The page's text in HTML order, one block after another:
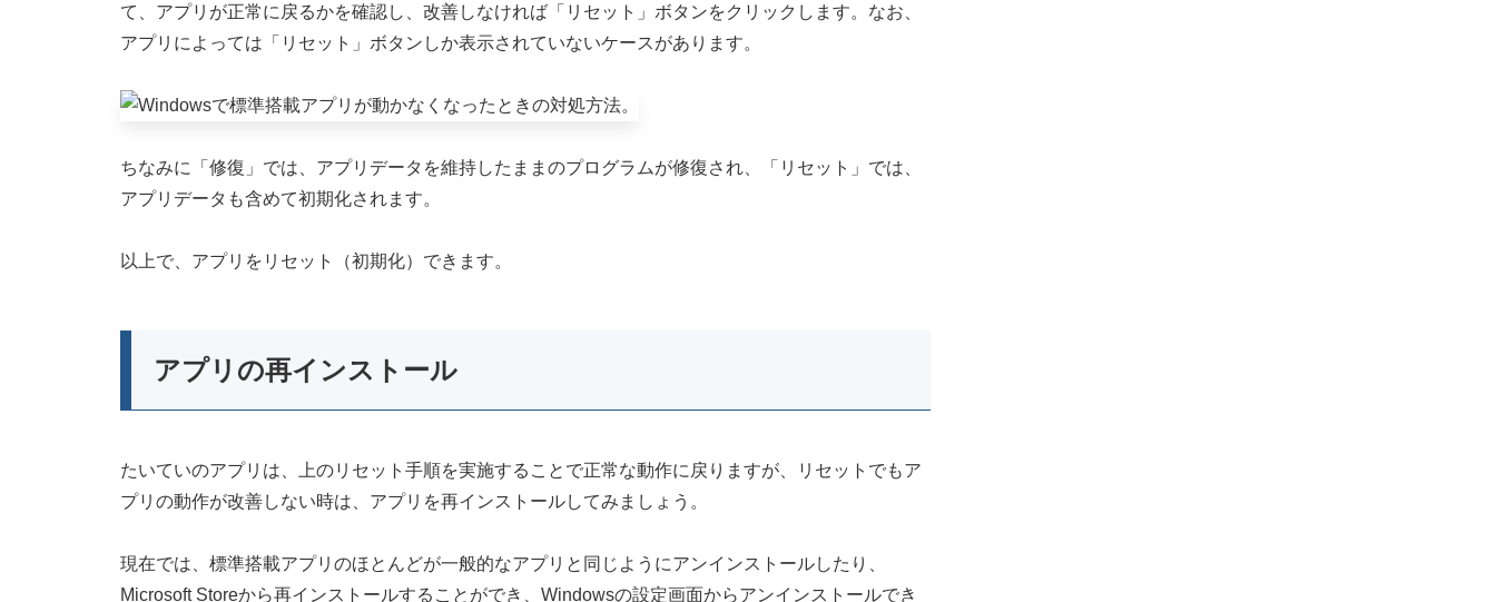
て、アプリが正常に戻るかを確認し、改善しなければ「リセット」ボタンをクリックします。なお、
アプリによっては「リセット」ボタンしか表示されていないケースがあります。
ちなみに「修復」では、アプリデータを維持したままのプログラムが修復され、「リセット」では、
アプリデータも含めて初期化されます。
以上で、アプリをリセット（初期化）できます。
アプリの再インストール
たいていのアプリは、上のリセット手順を実施することで正常な動作に戻りますが、リセットでもア
プリの動作が改善しない時は、アプリを再インストールしてみましょう。
現在では、標準搭載アプリのほとんどが一般的なアプリと同じようにアンインストールしたり、
Microsoft Storeから再インストールすることができ、Windowsの設定画面からアンインストールでき